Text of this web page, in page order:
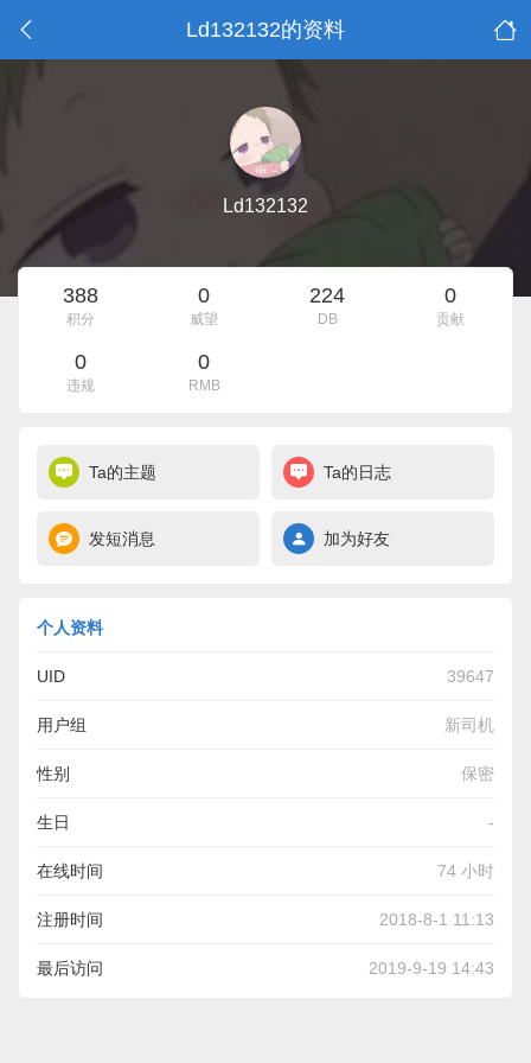
Ld132132的资料
Ld132132
388
积分
0
威望
224
DB
0
贡献
0
违规
0
RMB
Ta的主题 Ta的日志
发短消息 加为好友
个人资料
UID 39647
用户组 新司机
性别 保密
生日 -
在线时间 74 小时
注册时间 2018-8-1 11:13
最后访问 2019-9-19 14:43